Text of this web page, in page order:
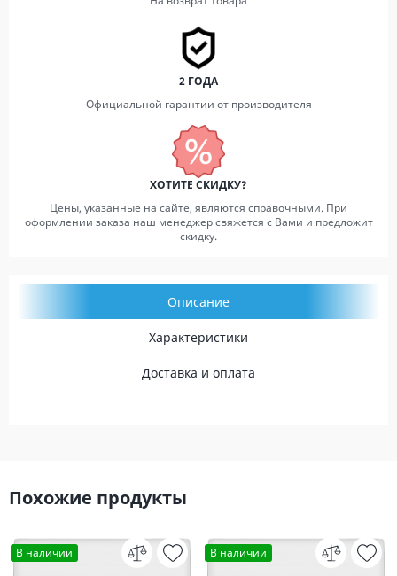
2 ГОДА
Официальной гарантии от производителя
ХОТИТЕ СКИДКУ?
Цены, указанные на сайте, являются справочными. При
оформлении заказа наш менеджер свяжется с Вами и предложит
скидку.
Описание
Характеристики
Доставка и оплата
Похожие продукты
В наличии В наличии